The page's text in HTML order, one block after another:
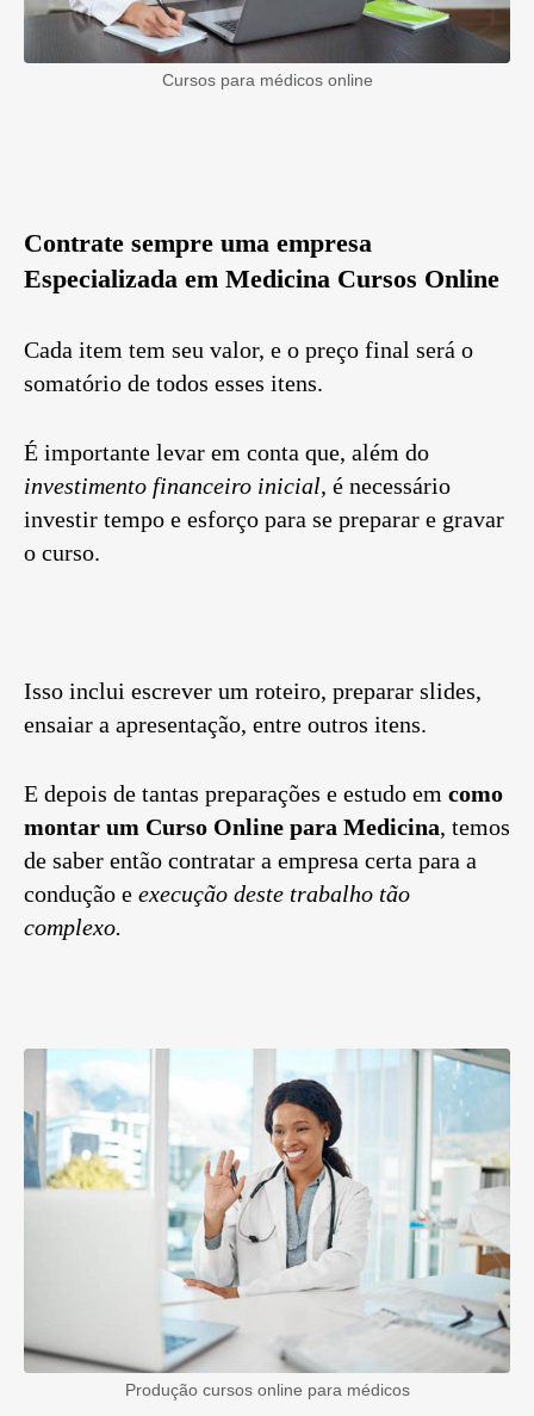
Cursos para médicos online
Contrate sempre uma empresa
Especializada em Medicina Cursos Online
Cada item tem seu valor, e o preço final será o
somatório de todos esses itens.
É importante levar em conta que, além do
investimento financeiro inicial, é necessário
investir tempo e esforço para se preparar e gravar
o curso.
Isso inclui escrever um roteiro, preparar slides,
ensaiar a apresentação, entre outros itens.
E depois de tantas preparações e estudo em como
montar um Curso Online para Medicina, temos
de saber então contratar a empresa certa para a
condução e execução deste trabalho tão
complexo.
Produção cursos online para médicos